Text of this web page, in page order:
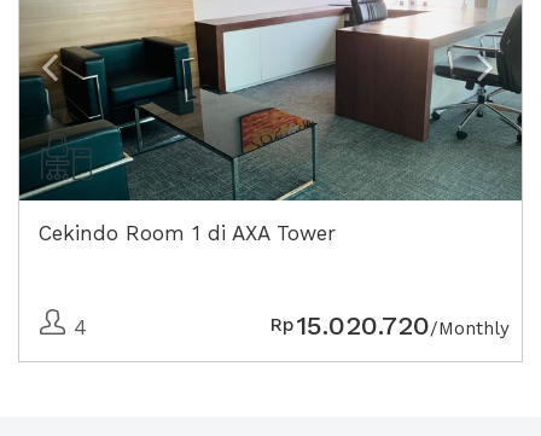
Cekindo Room 1 di AXA Tower
4 Rp15.020.720/Monthly